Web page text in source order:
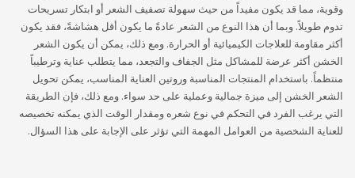
وقوية، مما قد يكون مفيداً من حيث سهولة تصفيف الشعر أو ابتكار تسريحات
تدوم طويلاً. وبما أن هذا النوع من الشعر عادةً ما يكون أقل هشاشةً، فقد يكون
أكثر مقاومة للعلاجات الكيميائية أو الحرارة. ومع ذلك، يمكن أن يكون الشعر
الخشن أكثر عرضة للمشاكل مثل الجفاف والتجعد، مما يتطلب عناية وترطيباً
منتظماً. باستخدام المنتجات المناسبة وروتين العناية المناسب، يمكن تحويل
الشعر الخشن إلى ميزة جمالية وعملية على حد سواء. ومع ذلك، فإن الطريقة
التي يرغب الفرد في التحكم في نوع شعره ومقدار الوقت الذي يمكنه تخصيصه
للعناية الشخصية من العوامل المهمة التي تؤثر على الإجابة على هذا السؤال.